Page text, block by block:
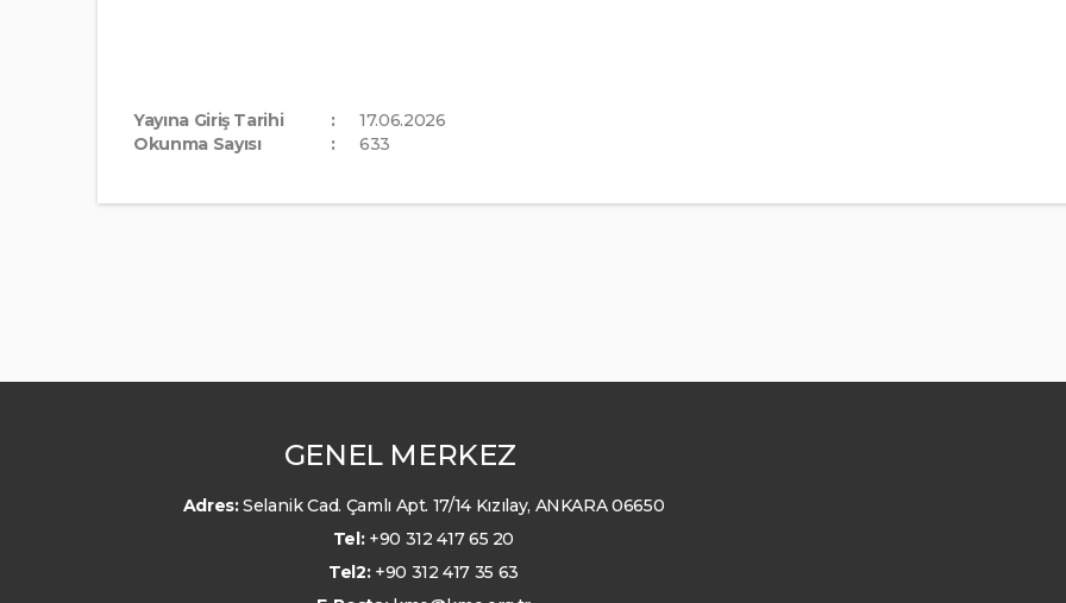
Yayına Giriş Tarihi
17.06.2026
Okunma Sayısı
633
GENEL MERKEZ
Adres:Selanik Cad. Çamlı Apt. 17/14 Kızılay, ANKARA 06650
Tel: +90 312 417 65 20
Tel2: +90 312 417 35 63